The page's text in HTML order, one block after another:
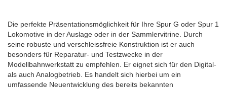
Die perfekte Präsentationsmöglichkeit für Ihre Spur G oder Spur 1
Lokomotive in der Auslage oder in der Sammlervitrine. Durch
seine robuste und verschleissfreie Konstruktion ist er auch
besonders für Reparatur- und Testzwecke in der
Modellbahnwerkstatt zu empfehlen. Er eignet sich für den Digital-
als auch Analogbetrieb. Es handelt sich hierbei um ein
umfassende Neuentwicklung des bereits bekannten